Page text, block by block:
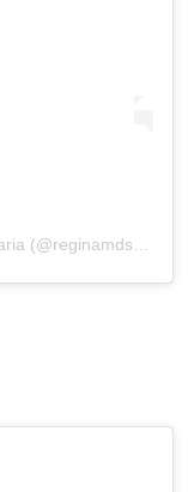
Uma publicação partilhada por Regina Maria (@reginamdsferreira)